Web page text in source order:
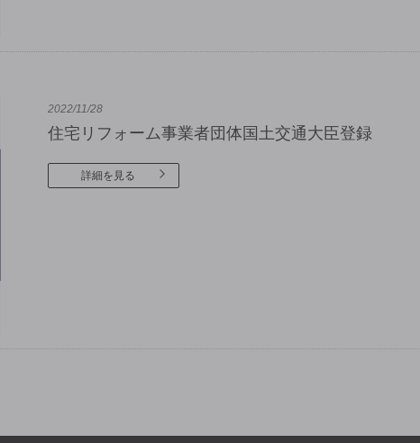
2022/11/28
住宅リフォーム事業者団体国土交通大臣登録
詳細を見る